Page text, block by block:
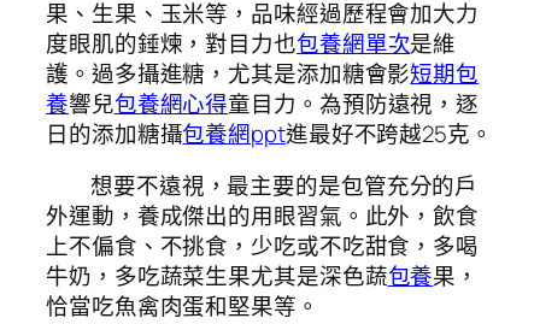
果、生果、玉米等，品味經過歷程會加大力
度眼肌的錘煉，對目力也包養網單次是維
護。過多攝進糖，尤其是添加糖會影短期包
養響兒包養網心得童目力。為預防遠視，逐
日的添加糖攝包養網ppt進最好不跨越25克。
想要不遠視，最主要的是包管充分的戶
外運動，養成傑出的用眼習氣。此外，飲食
上不偏食、不挑食，少吃或不吃甜食，多喝
牛奶，多吃蔬菜生果尤其是深色蔬包養果，
恰當吃魚禽肉蛋和堅果等。